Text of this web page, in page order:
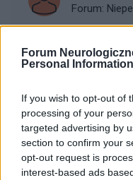
Forum
Personal Information
If you wish to opt-out of
processing of your
targeted advertising by
section to confirm your
opt-out request is
interest-based ads
Forum:
aplikacja dla osób
przy biurku.
w swoim mieście i
„To wymaga za